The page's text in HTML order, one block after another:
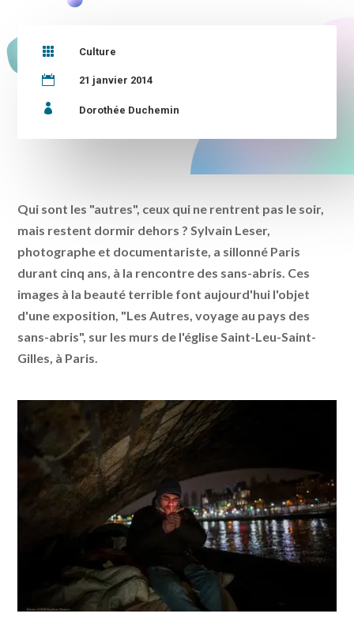
 Culture
 21 janvier 2014
 Dorothée Duchemin
Qui sont les "autres", ceux qui ne rentrent pas le soir,
mais restent dormir dehors ? Sylvain Leser,
photographe et documentariste, a sillonné Paris
durant cinq ans, à la rencontre des sans-abris. Ces
images à la beauté terrible font aujourd'hui l'objet
d'une exposition, "Les Autres, voyage au pays des
sans-abris", sur les murs de l'église Saint-Leu-Saint-
Gilles, à Paris.